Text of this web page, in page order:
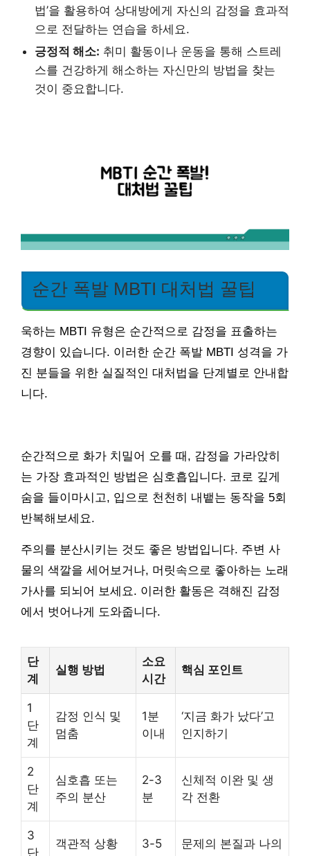
법’을 활용하여 상대방에게 자신의 감정을 효과적
으로 전달하는 연습을 하세요.
긍정적 해소: 취미 활동이나 운동을 통해 스트레
스를 건강하게 해소하는 자신만의 방법을 찾는
것이 중요합니다.
순간 폭발 MBTI 대처법 꿀팁
욱하는 MBTI 유형은 순간적으로 감정을 표출하는
경향이 있습니다. 이러한 순간 폭발 MBTI 성격을 가
진 분들을 위한 실질적인 대처법을 단계별로 안내합
니다.
순간적으로 화가 치밀어 오를 때, 감정을 가라앉히
는 가장 효과적인 방법은 심호흡입니다. 코로 깊게
숨을 들이마시고, 입으로 천천히 내뱉는 동작을 5회
반복해보세요.
주의를 분산시키는 것도 좋은 방법입니다. 주변 사
물의 색깔을 세어보거나, 머릿속으로 좋아하는 노래
가사를 되뇌어 보세요. 이러한 활동은 격해진 감정
에서 벗어나게 도와줍니다.
단
계
실행 방법
소요
시간
핵심 포인트
1
단
계
감정 인식 및
멈춤
1분
이내
‘지금 화가 났다’고
인지하기
2
단
계
심호흡 또는
주의 분산
2-3
분
신체적 이완 및 생
각 전환
3
단
객관적 상황
3-5
문제의 본질과 나의